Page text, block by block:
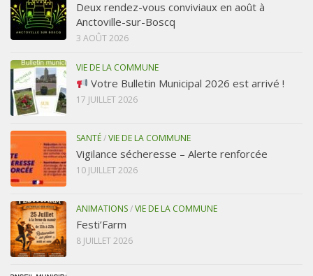
Deux rendez-vous conviviaux en août à
Anctoville-sur-Boscq
3 AOÛT 2026
VIE DE LA COMMUNE
Votre Bulletin Municipal 2026 est arrivé !
17 JUILLET 2026
SANTÉ/VIE DE LA COMMUNE
Vigilance sécheresse – Alerte renforcée
10 JUILLET 2026
ANIMATIONS/VIE DE LA COMMUNE
Festi’Farm
8 JUILLET 2026